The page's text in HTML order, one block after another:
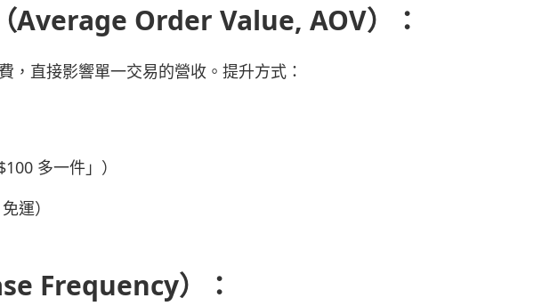
Average Order Value, AOV）：
，直接影響單一交易的營收。提升方式：
多一件」）
運）
Frequency）：